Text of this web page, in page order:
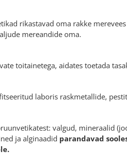
rikastavad oma rakke
mereandide oma.
toitainetega, aidates toetada
laboris raskmetallide,
valgud, mineraalid
ja alginaadid parandavad